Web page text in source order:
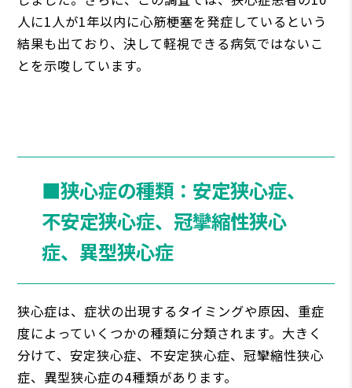
人に1人が1年以内に心筋梗塞を発症しているという
結果も出ており、決して軽視できる病気ではないこ
とを示唆しています。
■狭心症の種類：安定狭心症、
不安定狭心症、冠攣縮性狭心
症、異型狭心症
狭心症は、症状の出現するタイミングや原因、重症
度によっていくつかの種類に分類されます。大きく
分けて、安定狭心症、不安定狭心症、冠攣縮性狭心
症、異型狭心症の4種類があります。